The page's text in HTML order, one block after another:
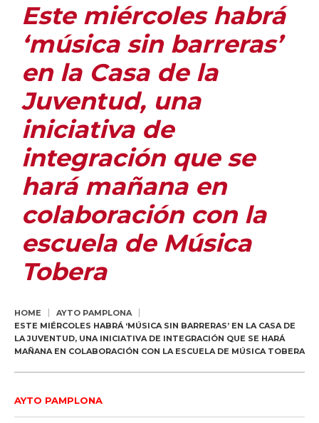
Este miércoles habrá
‘música sin barreras’
en la Casa de la
Juventud, una
iniciativa de
integración que se
hará mañana en
colaboración con la
escuela de Música
Tobera
HOME
AYTO PAMPLONA
ESTE MIÉRCOLES HABRÁ ‘MÚSICA SIN BARRERAS’ EN LA CASA DE
LA JUVENTUD, UNA INICIATIVA DE INTEGRACIÓN QUE SE HARÁ
MAÑANA EN COLABORACIÓN CON LA ESCUELA DE MÚSICA TOBERA
AYTO PAMPLONA